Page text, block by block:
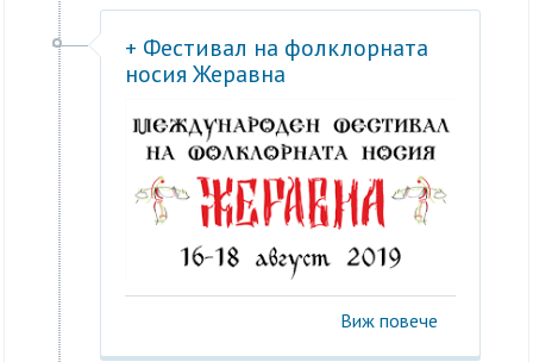
+ Фестивал на фолклорната
носия Жеравна
Виж повече